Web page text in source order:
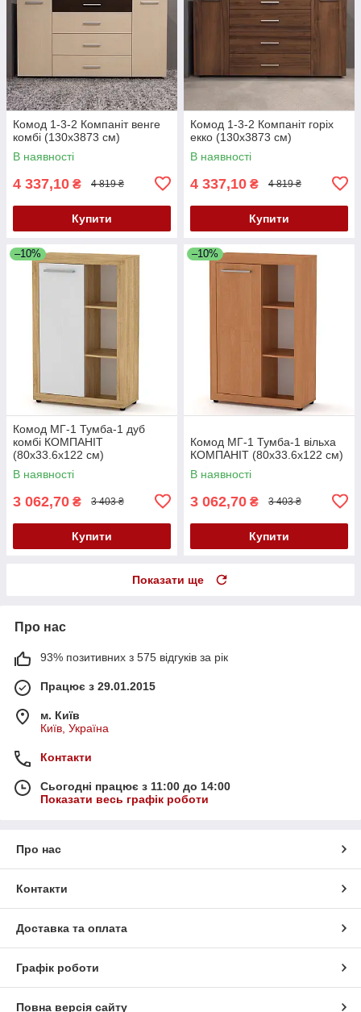
Комод 1-3-2 Компаніт венге
комбі (130x3873 см)
В наявності
4 337,10 ₴ 4 819 ₴
Купити
Комод 1-3-2 Компаніт горіх
екко (130x3873 см)
В наявності
4 337,10 ₴ 4 819 ₴
Купити
–10%
Комод МГ-1 Тумба-1 дуб
комбі КОМПАНІТ
(80х33.6х122 см)
В наявності
3 062,70 ₴ 3 403 ₴
Купити
–10%
Комод МГ-1 Тумба-1 вільха
КОМПАНІТ (80х33.6х122 см)
В наявності
3 062,70 ₴ 3 403 ₴
Купити
Показати ще
Про нас
93% позитивних з 575 відгуків за рік
Працює з 29.01.2015
м. Київ
Київ, Україна
Контакти
Сьогодні працює з 11:00 до 14:00
Показати весь графік роботи
Про нас
Контакти
Доставка та оплата
Графік роботи
Повна версія сайту